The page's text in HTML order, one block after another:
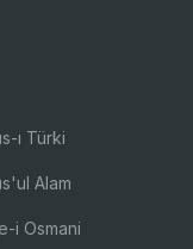
ı Türki
Alam
i Osmani